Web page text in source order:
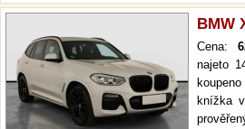
BMW
Cena:
najeto
knížka